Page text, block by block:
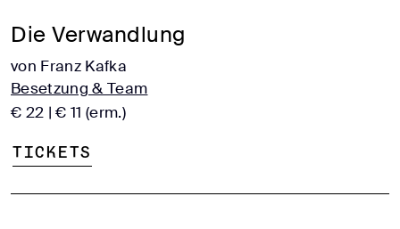
Die Verwandlung
von Franz Kafka
Besetzung & Team
€ 22 | € 11 (erm.)
Tickets